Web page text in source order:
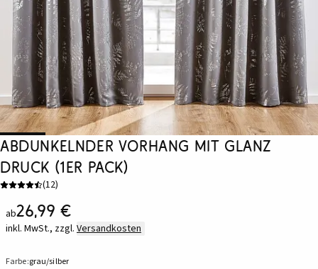
Abdunkelnder Vorhang mit Glanz
Druck (1er Pack)
(12)
ab26,99 €
inkl. MwSt., zzgl. Versandkosten
Farbe:grau/silber